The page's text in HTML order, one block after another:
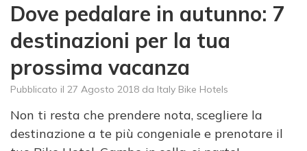
Dove pedalare in autunno: 7
destinazioni per la tua
prossima vacanza
Pubblicato il 27 Agosto 2018 da Italy Bike Hotels
Non ti resta che prendere nota, scegliere la
destinazione a te più congeniale e prenotare il